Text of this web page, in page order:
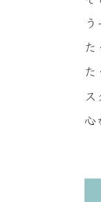
ス
心